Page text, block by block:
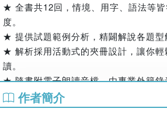
★ 全書共12回，情境、用字、語法等
度。
★ 提供試題範例分析，精闢解說各題型
★ 解析採用活動式的夾冊設計，讓你輕
讀。
★ 隨書附電子朗讀音檔，由專業外籍
試熟悉度。
作者簡介